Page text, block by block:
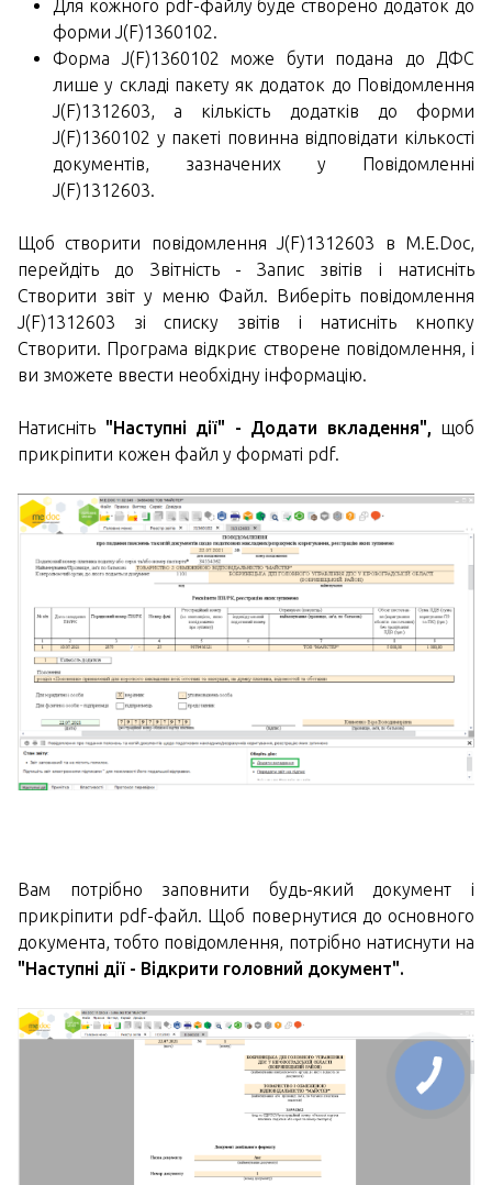
Для кожного pdf-файлу буде створено додаток до
форми J(F)1360102.
Форма J(F)1360102 може бути подана до ДФС
лише у складі пакету як додаток до Повідомлення
J(F)1312603, а кількість додатків до форми
J(F)1360102 у пакеті повинна відповідати кількості
документів, зазначених у Повідомленні
J(F)1312603.
Щоб створити повідомлення J(F)1312603 в M.E.Doc,
перейдіть до Звітність - Запис звітів і натисніть
Створити звіт у меню Файл. Виберіть повідомлення
J(F)1312603 зі списку звітів і натисніть кнопку
Створити. Програма відкриє створене повідомлення, і
ви зможете ввести необхідну інформацію.
Натисніть "Наступні дії" - Додати вкладення", щоб
прикріпити кожен файл у форматі pdf.
Вам потрібно заповнити будь-який документ і
прикріпити pdf-файл. Щоб повернутися до основного
документа, тобто повідомлення, потрібно натиснути на
"Наступні дії - Відкрити головний документ".